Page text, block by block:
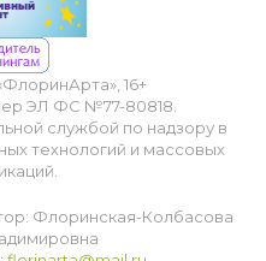
16+
ЭЛ ФС №77-80818.
службой по надзору в
технологий и массовых
Флоринская-Колбасова